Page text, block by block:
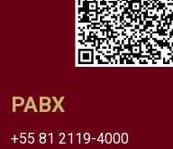
PABX
+55 81 2119-4000